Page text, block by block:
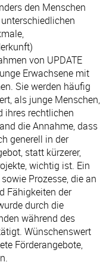
den Menschen
von UPDATE
Erwachsene mit
Sie werden häufig
als junge Menschen,
ihres rechtlichen
die Annahme, dass
generell in der
statt kürzerer,
wichtig ist. Ein
Prozesse, die an
Fähigkeiten der
durch die
während des
Wünschenswert
Förderangebote,